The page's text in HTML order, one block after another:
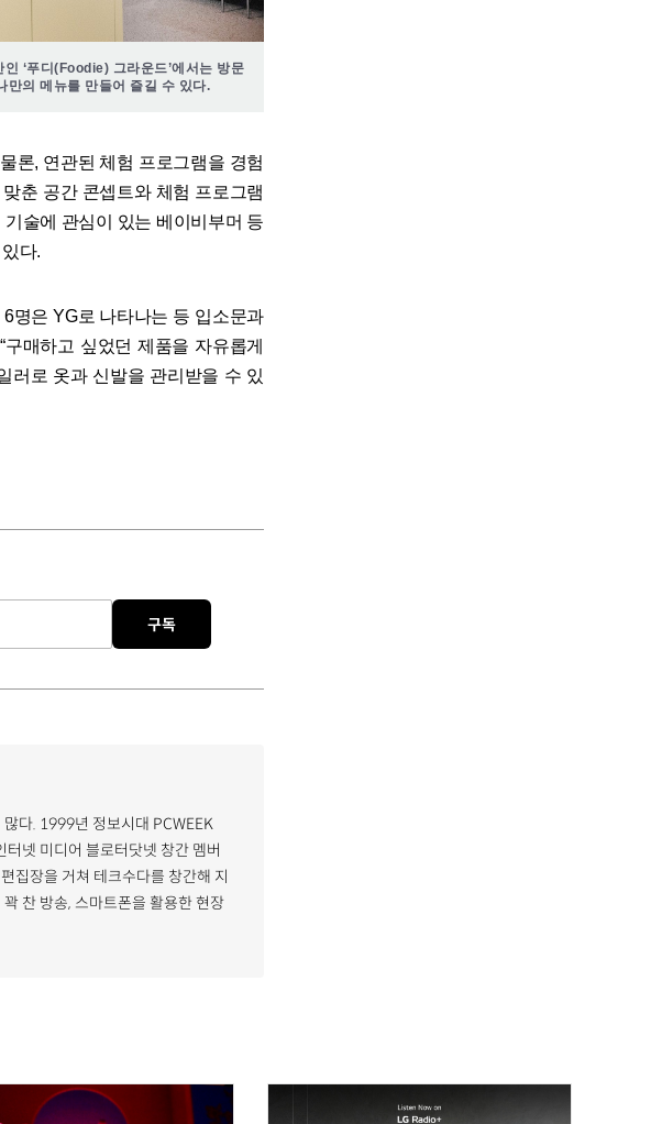
‘푸디(Foodie) 그라운드’에서는 방문
만의 메뉴를 만들어 즐길 수 있다.
론, 연관된 체험 프로그램을 경험
춘 공간 콘셉트와 체험 프로그램
술에 관심이 있는 베이비부머 등
다.
명은 YG로 나타나는 등 입소문과
매하고 싶었던 제품을 자유롭게
러로 옷과 신발을 관리받을 수 있
구독
다. 1999년 정보시대 PCWEEK
넷 미디어 블로터닷넷 창간 멤버
집장을 거쳐 테크수다를 창간해 지
찬 방송, 스마트폰을 활용한 현장